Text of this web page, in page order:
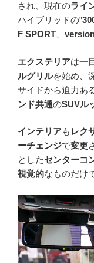
され、現在のライ
ハイブリッドの”
F SPORT
エクステリアは一
ルグリルを始め、
サイドから迫力あ
ンド共通のSUVル
インテリアも レク
ーチェンジで変更
としたセンターコ
視覚的なものだけ